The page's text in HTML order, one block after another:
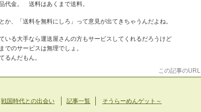
代金。 送料はあくまで送料。
か、「送料を無料にしろ」って意見が出てきちゃうんだよね。
いる大手なら運送屋さんの方もサービスしてくれるだろうけど
でのサービスは無理でしょ。
るんだもん。
この記事のURL
戦国時代との出会い 記事一覧 そうらーめんゲット～